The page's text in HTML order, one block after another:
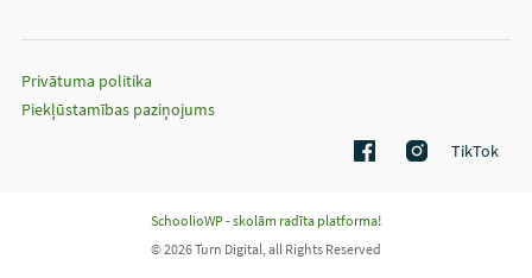
Privātuma politika
Piekļūstamības paziņojums
TikTok
SchoolioWP - skolām radīta platforma!
© 2026 Turn Digital, all Rights Reserved